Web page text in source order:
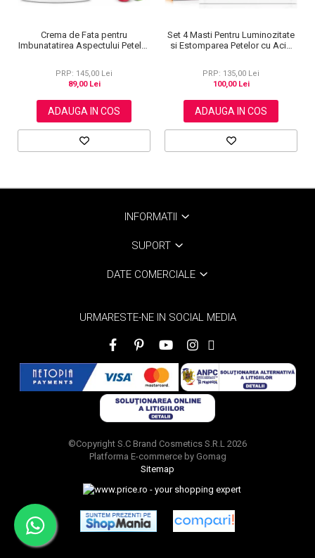
Crema de Fata pentru
Imbunatatirea Aspectului Petelor
PRP: 145,00 Lei
89,00 Lei
ADAUGA IN COS
Set 4 Masti Pentru Luminozitate
si Estomparea Petelor cu Acid
PRP: 135,00 Lei
100,00 Lei
ADAUGA IN COS
INFORMATII
SUPORT
DATE COMERCIALE
URMARESTE-NE IN SOCIAL MEDIA
©Copyright S.C Brand Cosmetics S.R.L 2026
Platforma E-commerce by Gomag
Sitemap